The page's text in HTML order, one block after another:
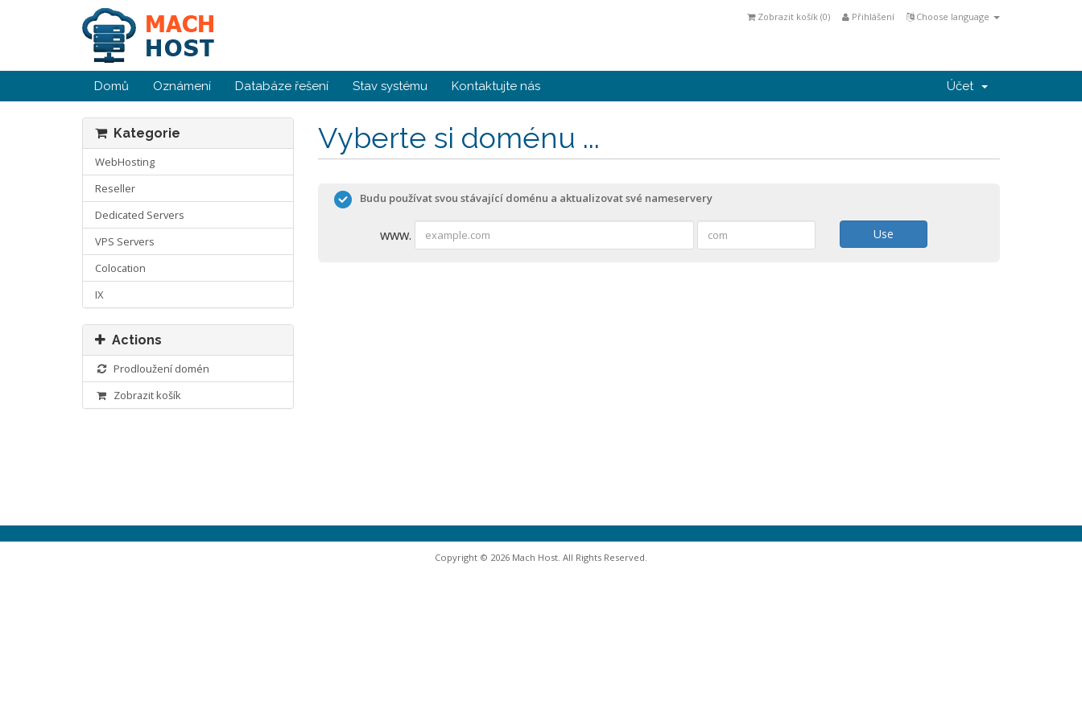
Choose language
Přihlášení
Zobrazit košík (0)
Domů Oznámení Databáze řešení Stav systému Kontaktujte nás Účet
Vyberte si doménu ...
Kategorie
WebHosting
Reseller
Dedicated Servers
VPS Servers
Colocation
IX
Actions
Prodloužení domén
Zobrazit košík
Budu používat svou stávající doménu a aktualizovat své nameservery
www. Use
Copyright © 2026 Mach Host. All Rights Reserved.